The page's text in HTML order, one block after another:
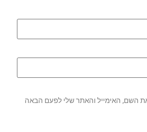
השם, האימייל והאתר שלי לפעם הבאה